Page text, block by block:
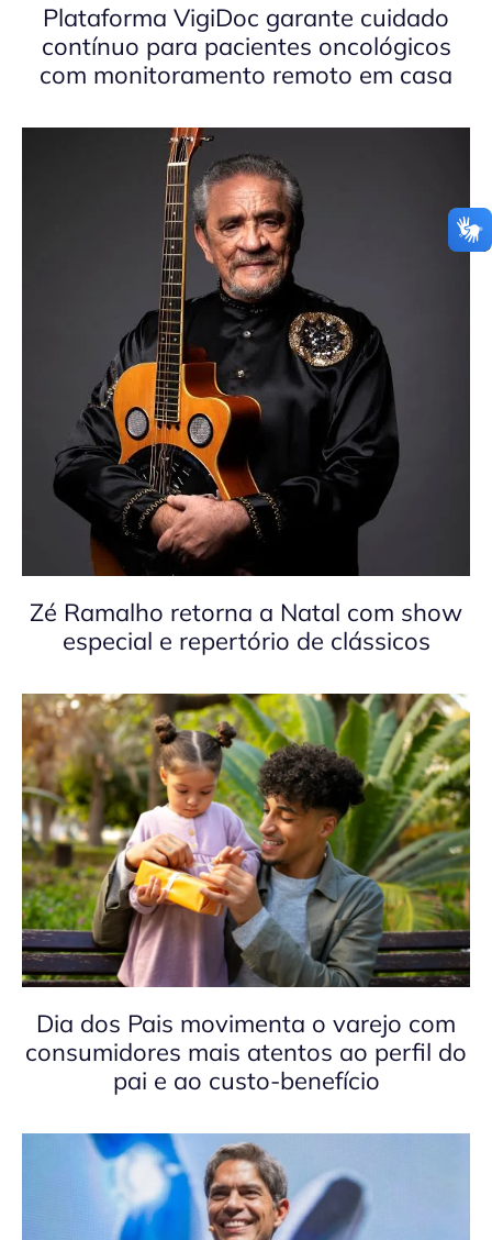
Plataforma VigiDoc garante cuidado
contínuo para pacientes oncológicos
com monitoramento remoto em casa
Zé Ramalho retorna a Natal com show
especial e repertório de clássicos
Dia dos Pais movimenta o varejo com
consumidores mais atentos ao perfil do
pai e ao custo-benefício